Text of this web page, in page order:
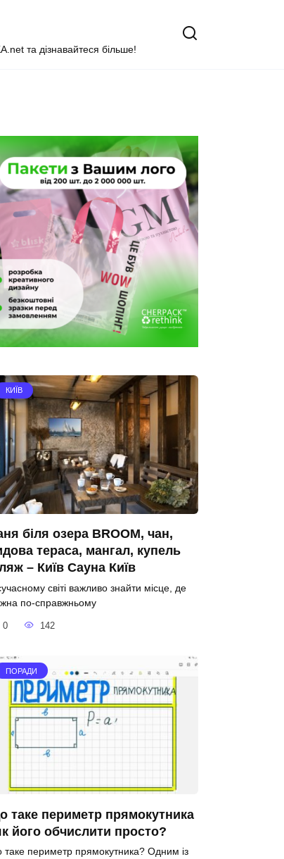
та дізнавайтеся більше!
КИЇВ
біля озера BROOM, чан,
тераса, мангал, купель
– Київ Сауна Київ
світі важливо знайти місце, де
по-справжньому
0 142
ПОРАДИ
таке периметр прямокутника
його обчислити просто?
периметр прямокутника? Одним із